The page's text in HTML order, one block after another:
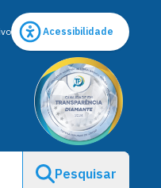
Acessibilidade
Pesquisar